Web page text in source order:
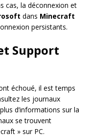
cas, la déconnexion et
dans Minecraft
persistants.
Support
échoué, il est temps
les journaux
d’informations sur la
se trouvent
» sur PC.